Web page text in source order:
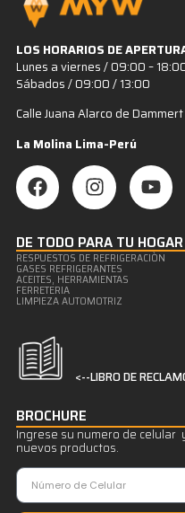
LOS HORARIOS DE
Lunes a viernes / 09:00 –
Sábados / 09:00 / 13:00
Calle Juana Alarco de
La Molina Lima-Perú
DE TODO PARA TU HOGAR
RESPUESTOS DE REFRIGERACIÒN
GASES REFRIGERANTES
ACEITES, HERRAMIENTAS
FERRETERIA
LIMPIEZA AUTOMOTRIZ
<--LIBRO DE
BROCHURE
Ingrese su numero de
nuevos productos.